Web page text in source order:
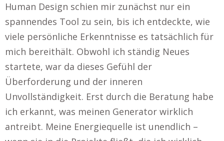
Human Design schien mir zunächst nur ein
spannendes Tool zu sein, bis ich entdeckte, wie
viele persönliche Erkenntnisse es tatsächlich für
mich bereithält. Obwohl ich ständig Neues
startete, war da dieses Gefühl der
Überforderung und der inneren
Unvollständigkeit. Erst durch die Beratung habe
ich erkannt, was meinen Generator wirklich
antreibt. Meine Energiequelle ist unendlich –